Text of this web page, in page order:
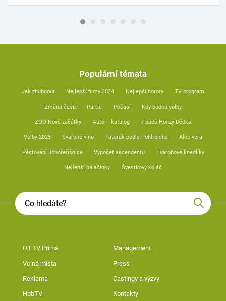
Populární témata
Jak zhubnout Nejlepší filmy 2024 Nejlepší horory TV program
Změna času Partie Počasí Kdy budou volby
ZOO Nové začátky Auto – katalog 7 pádů Honzy Dědka
Volby 2025 Svařené víno Tatarák podle Pohlreicha Aloe vera
Pěstování lichořeřišnice Výpočet ascendentu Tvarohové knedlíky
Nejlepší palačinky Švestkový koláč
O FTV Prima Management
Volná místa Press
Reklama Castingy a výzvy
HbbTV Kontakty